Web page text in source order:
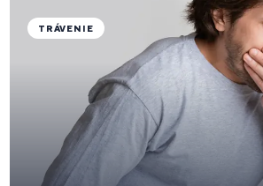
TRÁVENIE